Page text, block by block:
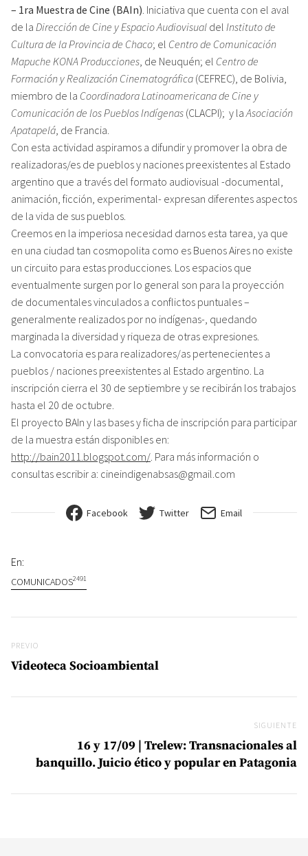
– 1ra Muestra de Cine (BAIn) . Iniciativa que cuenta con el aval
de la Dirección de Cine y Espacio Audiovisual del Instituto de
Cultura de la Provincia de Chaco; el Centro de Comunicación
Mapuche KONA Producciones , de Neuquén; el Centro de
Formación y Realización Cinematográfica (CEFREC), de Bolivia,
miembro de la Coordinadora Latinoamericana de Cine y
Comunicación de los Pueblos Indígenas (CLACPI); y la Asociación
Apatapelá , de Francia.
Con esta actividad aspiramos a difundir y promover la obra de
realizadoras/es de pueblos y naciones preexistentes al Estado
argentino que a través del formato audiovisual -documental,
animación, ficción, experimental- expresan diferentes aspectos
de la vida de sus pueblos.
Creemos en la imperiosa necesidad darnos esta tarea, ya que
en una ciudad tan cosmopolita como es Buenos Aires no existe
un circuito para estas producciones. Los espacios que
eventualmente surgen por lo general son para la proyección
de documentales vinculados a conflictos puntuales –
generalmente realizados por no indígenas-, quedando
marginada la diversidad y riqueza de otras expresiones.
La convocatoria es para realizadores/as pertenecientes a
pueblos / naciones preexistentes al Estado argentino. La
inscripción cierra el 30 de septiembre y se recibirán los trabajos
hasta el 20 de octubre.
El proyecto BAIn y las bases y ficha de inscripción para participar
de la muestra están disponibles en:
http://bain2011.blogspot.com/ . Para más información o
consultas escribir a: cineindigenabsas@gmail.com
Facebook Twitter Email
En:
COMUNICADOS2491
Previo
PREVIO
Videoteca Socioambiental
SIGUIENTE
16 y 17/09 | Trelew: Transnacionales al
banquillo. Juicio ético y popular en Patagonia